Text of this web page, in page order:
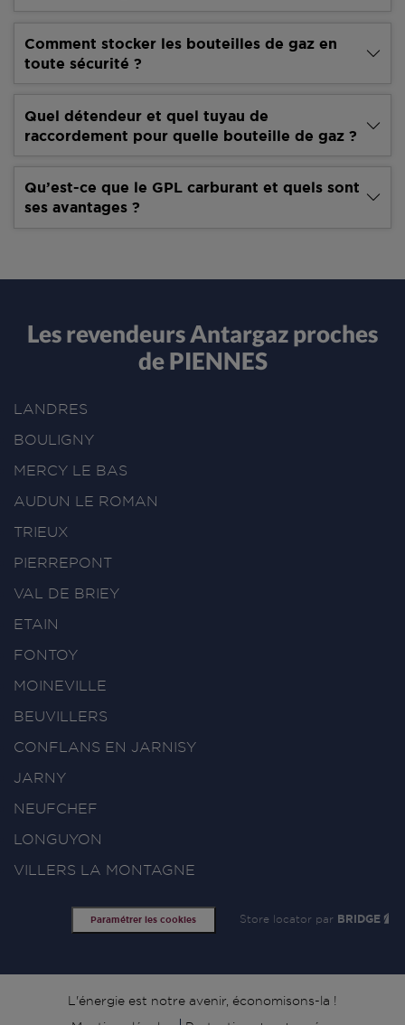
Comment stocker les bouteilles de gaz en
toute sécurité ?
Quel détendeur et quel tuyau de
raccordement pour quelle bouteille de gaz ?
Qu’est-ce que le GPL carburant et quels sont
ses avantages ?
Les revendeurs Antargaz proches
de PIENNES
LANDRES
BOULIGNY
MERCY LE BAS
AUDUN LE ROMAN
TRIEUX
PIERREPONT
VAL DE BRIEY
ETAIN
FONTOY
MOINEVILLE
BEUVILLERS
CONFLANS EN JARNISY
JARNY
NEUFCHEF
LONGUYON
VILLERS LA MONTAGNE
Paramétrer les cookies Store locator par BRIDGE
Signature
L'énergie est notre avenir, économisons-la !